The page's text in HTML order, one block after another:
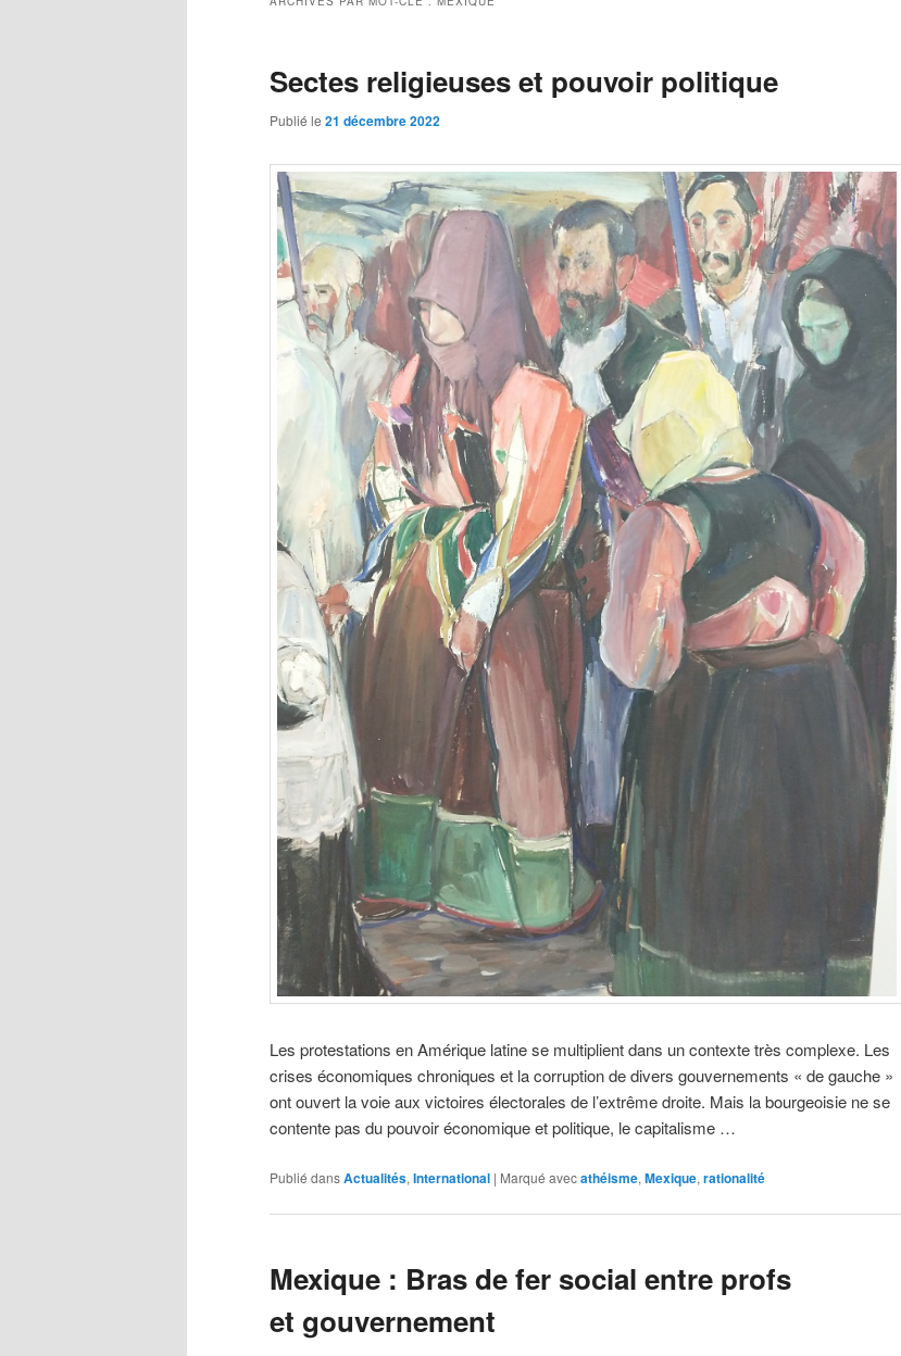
Sectes religieuses et pouvoir politique
Publié le 21 décembre 2022
Les protestations en Amérique latine se multiplient dans un contexte très complexe. Les
crises économiques chroniques et la corruption de divers gouvernements « de gauche »
ont ouvert la voie aux victoires électorales de l’extrême droite. Mais la bourgeoisie ne se
contente pas du pouvoir économique et politique, le capitalisme …
Publié dansActualités, International | Marqué avecathéisme, Mexique, rationalité
Mexique : Bras de fer social entre profs
et gouvernement